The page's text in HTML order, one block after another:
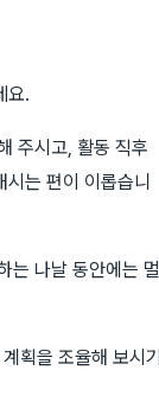
요.
주시고, 활동 직후
는 편이 이롭습니
는 나날 동안에는 멀
획을 조율해 보시기